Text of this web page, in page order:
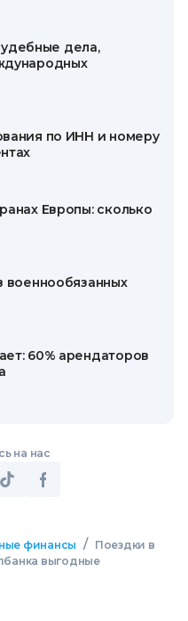
дела,
по ИНН и номеру
Европы: сколько
военнообязанных
60% арендаторов
на нас
финансы /
Поездки в
выгодные